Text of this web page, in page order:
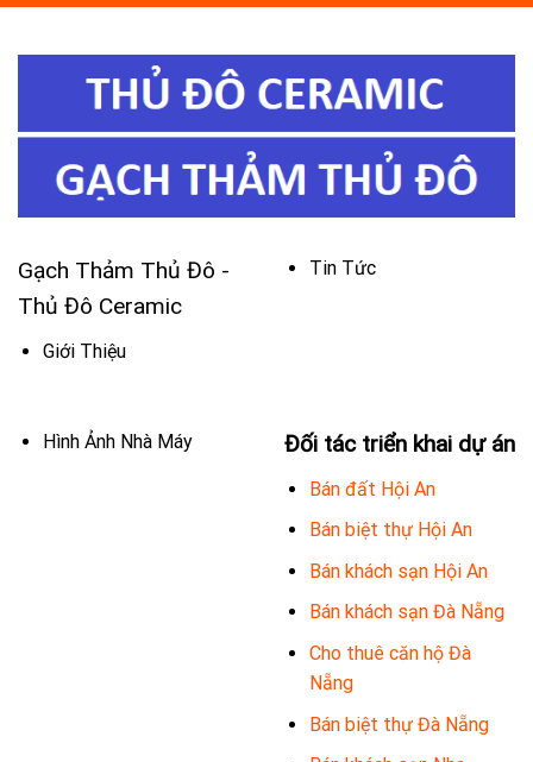
Gạch Thảm Thủ Đô -
Thủ Đô Ceramic
Giới Thiệu
Tin Tức
Hình Ảnh Nhà Máy Đối tác triển khai dự án
Bán đất Hội An
Bán biệt thự Hội An
Bán khách sạn Hội An
Bán khách sạn Đà Nẵng
Cho thuê căn hộ Đà
Nẵng
Bán biệt thự Đà Nẵng